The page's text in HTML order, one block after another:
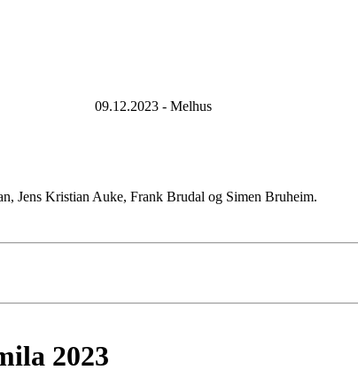
- Melhus
Jens Kristian Auke, Frank Brudal og Simen Bruheim.
2023